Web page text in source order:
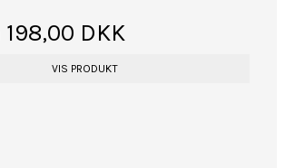
198,00 DKK
VIS PRODUKT